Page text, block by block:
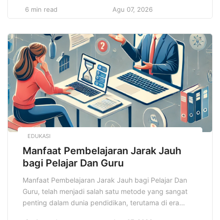
wisata, hingga sekadar menghabiskan waktu di kafe
memerlukan pakaian yang sesuai dengan kebutuhan
dan fungsinya. Oleh karena itu, penting untuk […]
6 min read Agu 07, 2026
EDUKASI
Manfaat Pembelajaran Jarak Jauh
bagi Pelajar Dan Guru
Manfaat Pembelajaran Jarak Jauh bagi Pelajar Dan
Guru, telah menjadi salah satu metode yang sangat
penting dalam dunia pendidikan, terutama di era